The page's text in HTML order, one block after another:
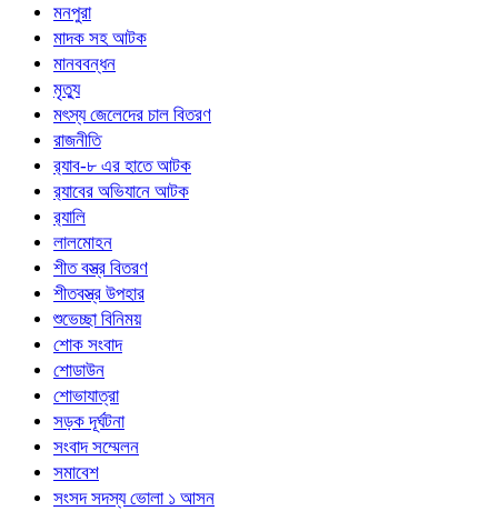
মনপুরা
মাদক সহ আটক
মানববন্ধন
মৃত্যু
মৎস্য জেলেদের চাল বিতরণ
রাজনীতি
র‍্যাব-৮ এর হাতে আটক
র‍্যাবের অভিযানে আটক
র‍্যালি
লালমোহন
শীত বস্ত্র বিতরণ
শীতবস্ত্র উপহার
শুভেচ্ছা বিনিময়
শোক সংবাদ
শোডাউন
শোভাযাত্রা
সড়ক দূর্ঘটনা
সংবাদ সম্মেলন
সমাবেশ
সংসদ সদস্য ভোলা ১ আসন